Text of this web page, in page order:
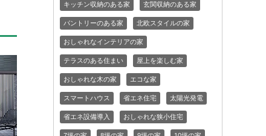
キッチン収納のある家 玄関収納のある家
パントリーのある家 北欧スタイルの家
おしゃれなインテリアの家
テラスのある住まい 屋上を楽しむ家
おしゃれな木の家 エコな家
スマートハウス 省エネ住宅 太陽光発電
省エネ設備導入 おしゃれな狭小住宅